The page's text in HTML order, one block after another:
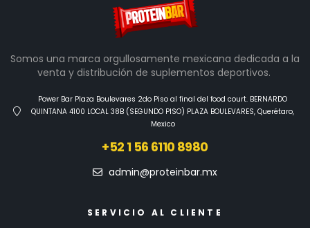
Somos una marca orgullosamente mexicana dedicada a la
venta y distribución de suplementos deportivos.
Power Bar Plaza Boulevares 2do Piso al final del food court. BERNARDO
QUINTANA 4100 LOCAL 38B (SEGUNDO PISO) PLAZA BOULEVARES, Querétaro,
Mexico
+52 1 56 6110 8980
admin@proteinbar.mx
SERVICIO AL CLIENTE